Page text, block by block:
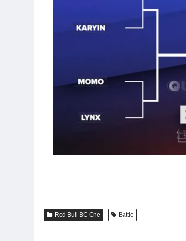
Red Bull BC One Battle